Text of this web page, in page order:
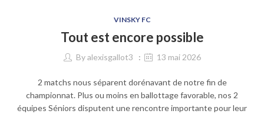
VINSKY FC
Tout est encore possible
Byalexisgallot3 13 mai 2026
2 matchs nous séparent dorénavant de notre fin de
championnat. Plus ou moins en ballottage favorable, nos 2
équipes Séniors disputent une rencontre importante pour leur